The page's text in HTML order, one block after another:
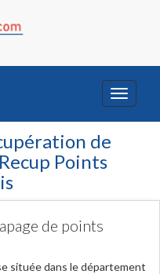
Toggle
de
Points
de points
située dans le département